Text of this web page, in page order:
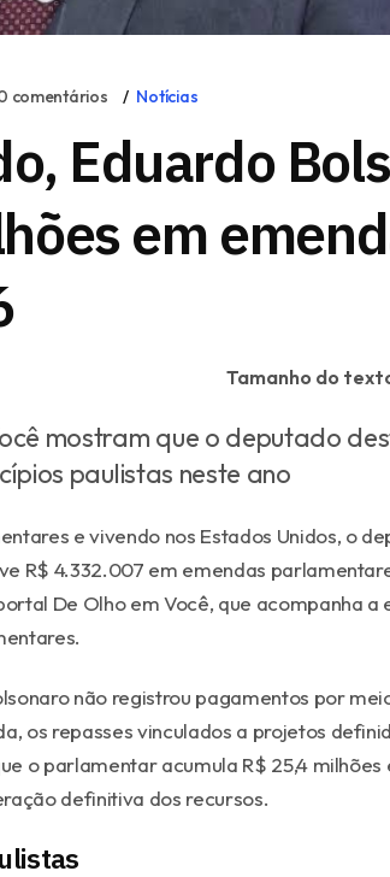
comentários Notícias
Eduardo
em
Tamanho do
mostram que o deputado
paulistas neste ano
e vivendo nos Estados Unidos, o
R$ 4.332.007 em emendas
De Olho em Você, que acompanha a
não registrou pagamentos por
os repasses vinculados a projetos
o parlamentar acumula R$ 25,4 milhões
definitiva dos recursos.